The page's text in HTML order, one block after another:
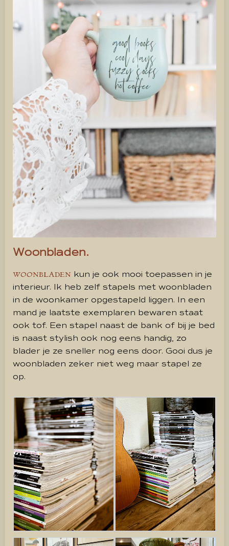
Woonbladen.
WOONBLADEN kun je ook mooi toepassen in je
interieur. Ik heb zelf stapels met woonbladen
in de woonkamer opgestapeld liggen. In een
mand je laatste exemplaren bewaren staat
ook tof. Een stapel naast de bank of bij je bed
is naast stylish ook nog eens handig, zo
blader je ze sneller nog eens door. Gooi dus je
woonbladen zeker niet weg maar stapel ze
op.